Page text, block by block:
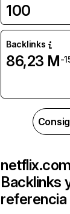
100
Backlinks
86,23 M-
netflix.com
Backlinks
referencia